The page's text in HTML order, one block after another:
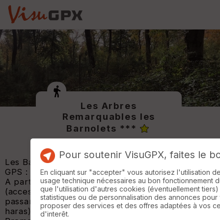
Les Arbres
Remarquables les
Barnolets ***
Les Barnolets
GPS : 48.35813, 2.58930.
A partir de la maison forestière des Barnolets
(accessible depuis la route d'Achères à Ury en
passant au-dessous de l'autoroute et le long des
haras).
Pour soutenir VisuGPX, faites le
En cliquant sur "accepter" vous autorisez l'utilisation
usage technique nécessaires au bon fonctionnement
que l'utilisation d'autres cookies (éventuellement
statistiques ou de personnalisation des annonces pour
proposer des services et des offres adaptées à vos
d'interêt.